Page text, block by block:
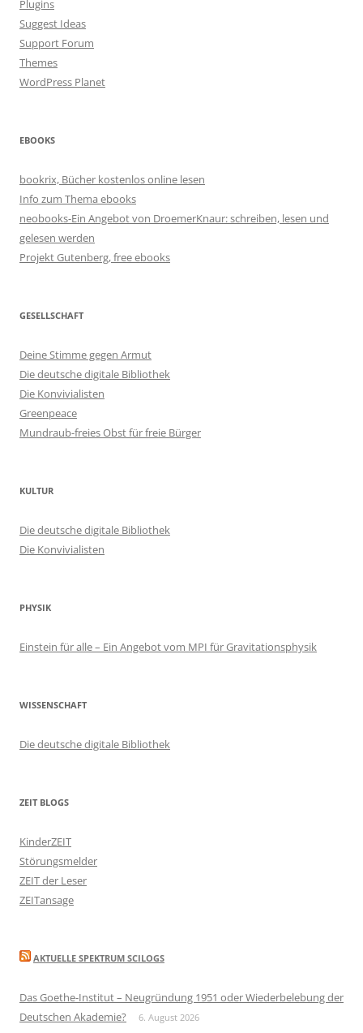
Plugins
Suggest Ideas
Support Forum
Themes
WordPress Planet
EBOOKS
bookrix, Bücher kostenlos online lesen
Info zum Thema ebooks
neobooks-Ein Angebot von DroemerKnaur: schreiben, lesen und
gelesen werden
Projekt Gutenberg, free ebooks
GESELLSCHAFT
Deine Stimme gegen Armut
Die deutsche digitale Bibliothek
Die Konvivialisten
Greenpeace
Mundraub-freies Obst für freie Bürger
KULTUR
Die deutsche digitale Bibliothek
Die Konvivialisten
PHYSIK
Einstein für alle – Ein Angebot vom MPI für Gravitationsphysik
WISSENSCHAFT
Die deutsche digitale Bibliothek
ZEIT BLOGS
KinderZEIT
Störungsmelder
ZEIT der Leser
ZEITansage
AKTUELLE SPEKTRUM SCILOGS
Das Goethe-Institut – Neugründung 1951 oder Wiederbelebung der
Deutschen Akademie?
6. August 2026